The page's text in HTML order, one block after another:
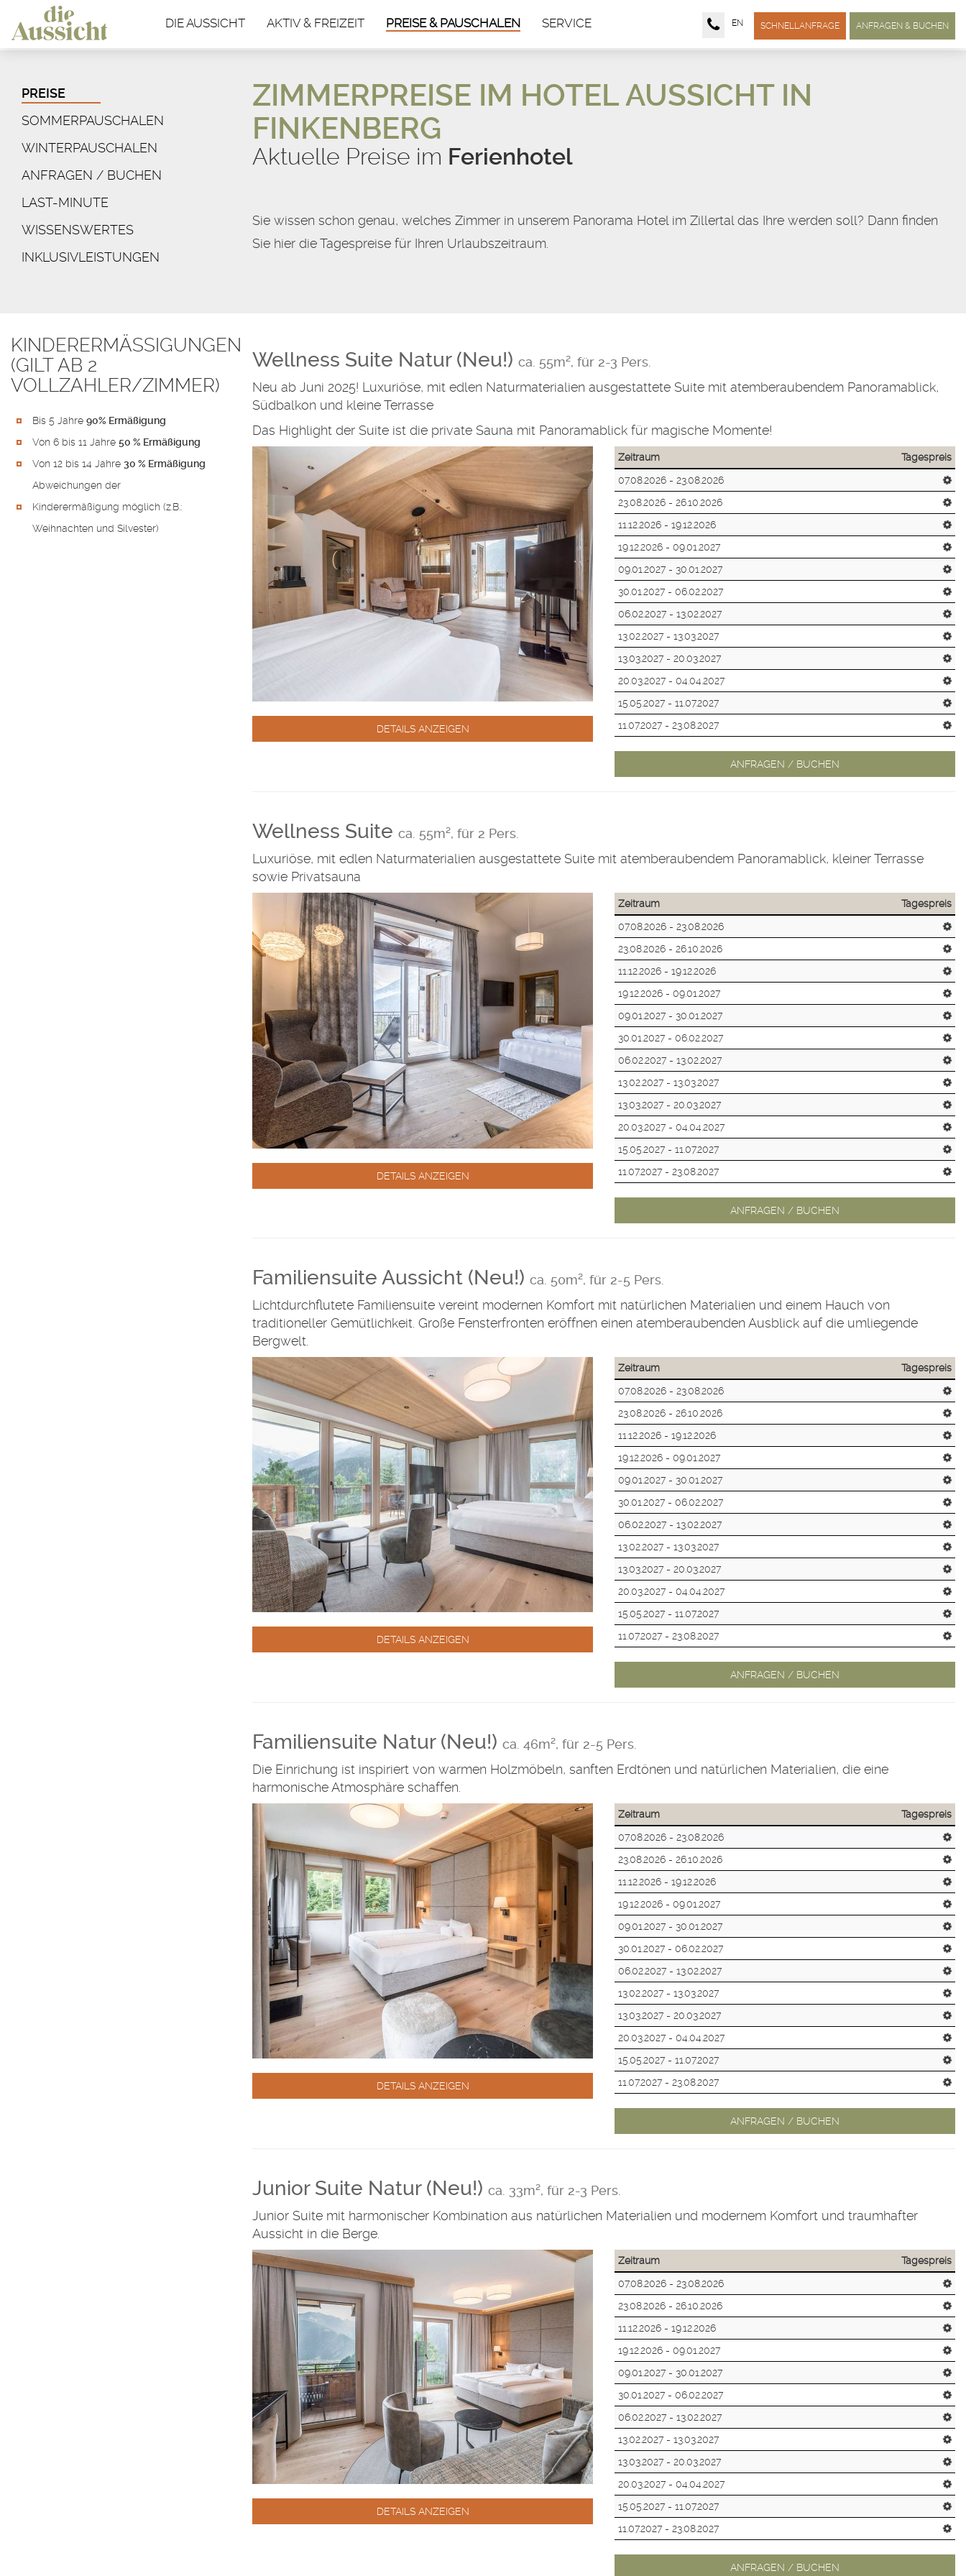
ZIMMERPREISE IM HOTEL AUSSICHT IN
FINKENBERG
Aktuelle Preise im Ferienhotel
Sie wissen schon genau, welches Zimmer in unserem Panorama Hotel im Zillertal das Ihre werden soll? Dann finden
Sie hier die Tagespreise für Ihren Urlaubszeitraum.
PREISE
SOMMERPAUSCHALEN
WINTERPAUSCHALEN
ANFRAGEN / BUCHEN
LAST-MINUTE
WISSENSWERTES
INKLUSIVLEISTUNGEN
Wellness Suite Natur (Neu!) ca. 55m², für 2-3 Pers.
Neu ab Juni 2025! Luxuriöse, mit edlen Naturmaterialien ausgestattete Suite mit atemberaubendem Panoramablick,
Südbalkon und kleine Terrasse
Das Highlight der Suite ist die private Sauna mit Panoramablick für magische Momente!
DETAILS ANZEIGEN
Zeitraum
Tagespreis
07.08.2026 - 23.08.2026
23.08.2026 - 26.10.2026
11.12.2026 - 19.12.2026
19.12.2026 - 09.01.2027
09.01.2027 - 30.01.2027
30.01.2027 - 06.02.2027
06.02.2027 - 13.02.2027
13.02.2027 - 13.03.2027
13.03.2027 - 20.03.2027
20.03.2027 - 04.04.2027
15.05.2027 - 11.07.2027
11.07.2027 - 23.08.2027
ANFRAGEN / BUCHEN
Wellness Suite ca. 55m², für 2 Pers.
Luxuriöse, mit edlen Naturmaterialien ausgestattete Suite mit atemberaubendem Panoramablick, kleiner Terrasse
sowie Privatsauna
DETAILS ANZEIGEN
Zeitraum
Tagespreis
07.08.2026 - 23.08.2026
23.08.2026 - 26.10.2026
11.12.2026 - 19.12.2026
19.12.2026 - 09.01.2027
09.01.2027 - 30.01.2027
30.01.2027 - 06.02.2027
06.02.2027 - 13.02.2027
13.02.2027 - 13.03.2027
13.03.2027 - 20.03.2027
20.03.2027 - 04.04.2027
15.05.2027 - 11.07.2027
11.07.2027 - 23.08.2027
ANFRAGEN / BUCHEN
Familiensuite Aussicht (Neu!) ca. 50m², für 2-5 Pers.
Lichtdurchflutete Familiensuite vereint modernen Komfort mit natürlichen Materialien und einem Hauch von
traditioneller Gemütlichkeit. Große Fensterfronten eröffnen einen atemberaubenden Ausblick auf die umliegende
Bergwelt.
DETAILS ANZEIGEN
Zeitraum
Tagespreis
07.08.2026 - 23.08.2026
23.08.2026 - 26.10.2026
11.12.2026 - 19.12.2026
19.12.2026 - 09.01.2027
09.01.2027 - 30.01.2027
30.01.2027 - 06.02.2027
06.02.2027 - 13.02.2027
13.02.2027 - 13.03.2027
13.03.2027 - 20.03.2027
20.03.2027 - 04.04.2027
15.05.2027 - 11.07.2027
11.07.2027 - 23.08.2027
ANFRAGEN / BUCHEN
Familiensuite Natur (Neu!) ca. 46m², für 2-5 Pers.
Die Einrichung ist inspiriert von warmen Holzmöbeln, sanften Erdtönen und natürlichen Materialien, die eine
harmonische Atmosphäre schaffen.
DETAILS ANZEIGEN
Zeitraum
Tagespreis
07.08.2026 - 23.08.2026
23.08.2026 - 26.10.2026
11.12.2026 - 19.12.2026
19.12.2026 - 09.01.2027
09.01.2027 - 30.01.2027
30.01.2027 - 06.02.2027
06.02.2027 - 13.02.2027
13.02.2027 - 13.03.2027
13.03.2027 - 20.03.2027
20.03.2027 - 04.04.2027
15.05.2027 - 11.07.2027
11.07.2027 - 23.08.2027
ANFRAGEN / BUCHEN
Junior Suite Natur (Neu!) ca. 33m², für 2-3 Pers.
Junior Suite mit harmonischer Kombination aus natürlichen Materialien und modernem Komfort und traumhafter
Aussicht in die Berge.
DETAILS ANZEIGEN
Zeitraum
Tagespreis
07.08.2026 - 23.08.2026
23.08.2026 - 26.10.2026
11.12.2026 - 19.12.2026
19.12.2026 - 09.01.2027
09.01.2027 - 30.01.2027
30.01.2027 - 06.02.2027
06.02.2027 - 13.02.2027
13.02.2027 - 13.03.2027
13.03.2027 - 20.03.2027
20.03.2027 - 04.04.2027
15.05.2027 - 11.07.2027
11.07.2027 - 23.08.2027
ANFRAGEN / BUCHEN
KINDERERMÄSSIGUNGEN
(GILT AB 2
VOLLZAHLER/ZIMMER)
Bis 5 Jahre 90% Ermäßigung
Von 6 bis 11 Jahre 50 % Ermäßigung
Von 12 bis 14 Jahre 30 % Ermäßigung
Abweichungen der
Kinderermäßigung möglich (z.B.:
Weihnachten und Silvester)
DIE AUSSICHT AKTIV & FREIZEIT PREISE & PAUSCHALEN SERVICE EN SCHNELLANFRAGE ANFRAGEN & BUCHEN